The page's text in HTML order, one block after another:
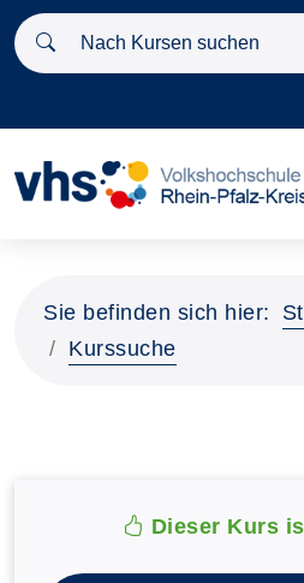
Nach Kursen suchen
Sie befinden sich hier:
Kurssuche
Dieser Kurs